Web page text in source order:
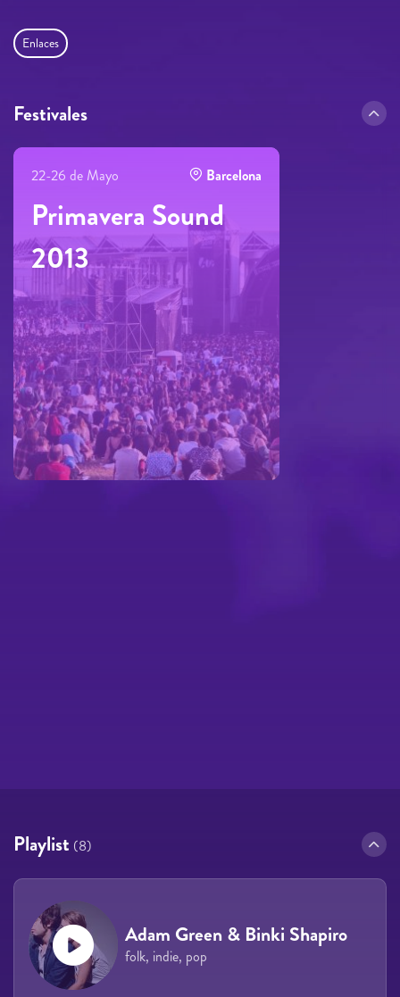
Enlaces
Festivales
22-26 de Mayo Barcelona
Primavera Sound
2013
Playlist (8)
Adam Green & Binki Shapiro
folk, indie, pop